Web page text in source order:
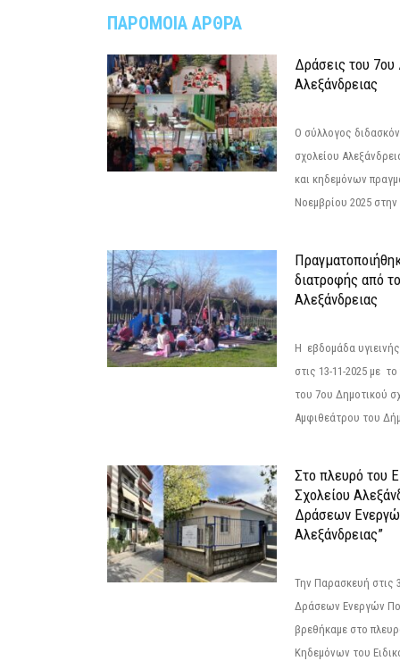
ΠΑΡΟΜΟΙΑ ΑΡΘΡΑ
Δράσεις του 7ου
Αλεξάνδρειας
Ο σύλλογος
σχολείου
και κηδεμόνων
Νοεμβρίου 2025
διατροφής από
Αλεξάνδρειας
Η εβδομάδα
στις 13-11-2025 με
του 7ου Δημοτικού
Αμφιθεάτρου του
Στο πλευρό του
Σχολείου
Δράσεων
Αλεξάνδρειας”
Την Παρασκευή
Δράσεων Ενεργών
βρεθήκαμε στο
Κηδεμόνων του